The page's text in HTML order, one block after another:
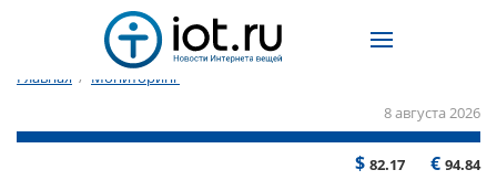
Главная / Мониторинг
8 августа 2026
$ 82.17 € 94.84